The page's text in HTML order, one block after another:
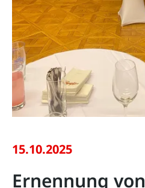
15.10.2025
Ernennung von